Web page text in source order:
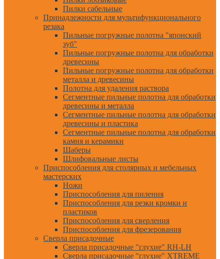
Пилки сабельные
Принадлежности для мультифункционального
резака
Пильные погружные полотна "японский
зуб"
Пильные погружные полотна для обработки
древесины
Пильные погружные полотна для обработки
металла и древесины
Полотна для удаления раствора
Сегментные пильные полотна для обработки
древесины и металла
Сегментные пильные полотна для обработки
древесины и пластика
Сегментные пильные полотна для обработки
камня и керамики
Шаберы
Шлифовальные листы
Приспособления для столярных и мебельных
мастерских
Ножи
Приспособления для пиления
Приспособления для резки кромки и
пластиков
Приспособления для сверления
Приспособления для фрезерования
Сверла присадочные
Сверла присадочные "глухие" RH-LH
Сверла присадочные "глухие" XTREME